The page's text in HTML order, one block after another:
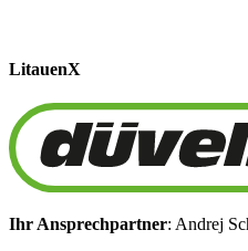
LitauenX
Ihr Ansprechpartner: Andrej